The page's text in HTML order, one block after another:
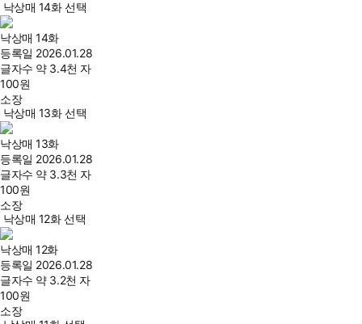
낙상매 14화 선택
낙상매 14화
등록일 2026.01.28
글자수 약 3.4천 자
100원
소장
낙상매 13화 선택
낙상매 13화
등록일 2026.01.28
글자수 약 3.3천 자
100원
소장
낙상매 12화 선택
낙상매 12화
등록일 2026.01.28
글자수 약 3.2천 자
100원
소장